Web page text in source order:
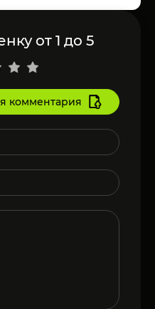
от 1 до 5
комментария